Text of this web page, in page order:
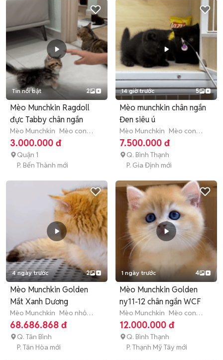
Tin nổi bật 2
Mèo Munchkin Ragdoll
đực Tabby chân ngắn
Mèo Munchkin Mèo con
(dưới 3 tháng tuổi)
3.000.000 đ
Quận 1
P. Bến Thành mới
14 giờ trước 5
Mèo munchkin chân ngắn
Đen siêu ú
Mèo Munchkin Mèo con
(dưới 3 tháng tuổi)
7.500.000 đ
Q. Bình Thạnh
P. Gia Định mới
4 ngày trước 2
Mèo Munchkin Golden
Mắt Xanh Dương
Mèo Munchkin Mèo nhỏ
(dưới 1 năm tuổi)
68.686.868 đ
Q. Tân Bình
P. Tân Hòa mới
1 ngày trước 4
Mèo Munchkin Golden
ny11-12 chân ngắn WCF
Mèo Munchkin Mèo con
(dưới 3 tháng tuổi)
12.000.000 đ
Q. Bình Thạnh
P. Thạnh Mỹ Tây mới